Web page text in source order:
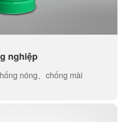
nghiệp
nóng、chống mài